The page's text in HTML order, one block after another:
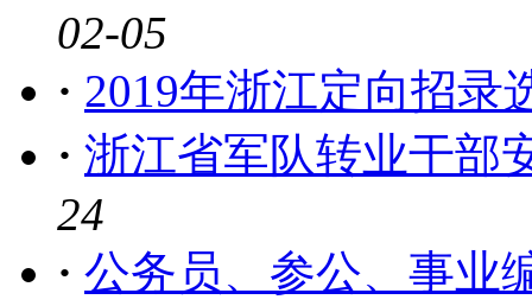
02-05
· 2019年浙江定向招录
· 浙江省军队转业干部
24
· 公务员、参公、事业